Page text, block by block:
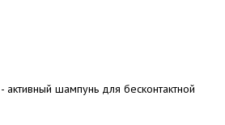
активный шампунь для бесконтактной